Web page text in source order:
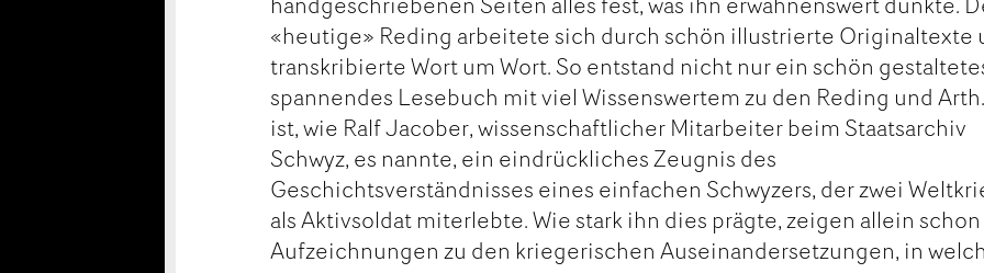
«heutige» Reding arbeitete sich durch schön illustrierte Originaltexte
transkribierte Wort um Wort. So entstand nicht nur ein schön
spannendes Lesebuch mit viel Wissenswertem zu den Reding und
ist, wie Ralf Jacober, wissenschaftlicher Mitarbeiter beim Staatsarchiv
Schwyz, es nannte, ein eindrückliches Zeugnis des
Geschichtsverständnisses eines einfachen Schwyzers, der zwei
als Aktivsoldat miterlebte. Wie stark ihn dies prägte, zeigen allein
Aufzeichnungen zu den kriegerischen Auseinandersetzungen, in